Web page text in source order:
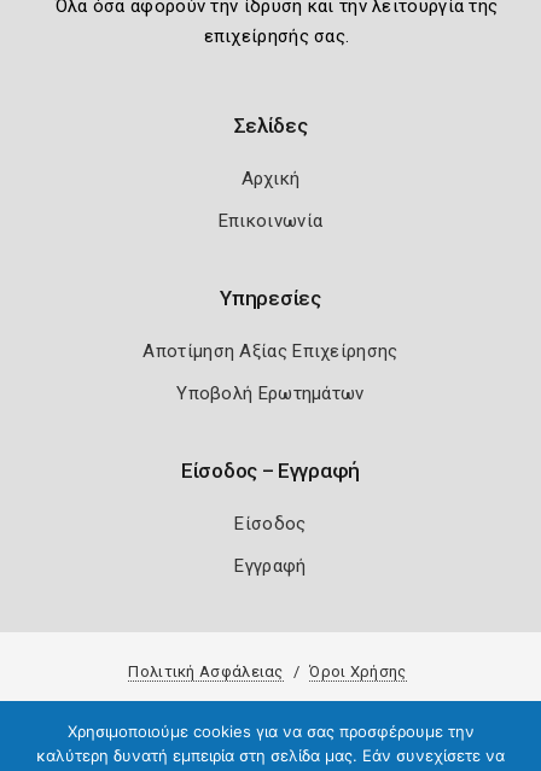
Όλα όσα αφορούν την ίδρυση και την λειτουργία της
επιχείρησής σας.
Σελίδες
Αρχική
Επικοινωνία
Υπηρεσίες
Αποτίμηση Αξίας Επιχείρησης
Υποβολή Ερωτημάτων
Είσοδος – Εγγραφή
Είσοδος
Εγγραφή
Πολιτική Ασφάλειας Όροι Χρήσης
Χρησιμοποιούμε cookies για να σας προσφέρουμε την
καλύτερη δυνατή εμπειρία στη σελίδα μας. Εάν συνεχίσετε να